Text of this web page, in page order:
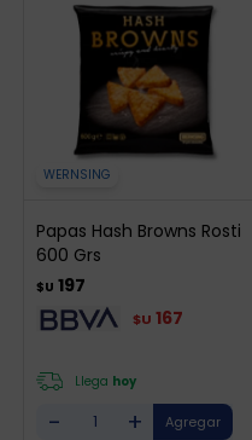
WERNSING
Papas Hash Browns Rosti
600 Grs
$U 197
$U 167
Llega hoy
- +